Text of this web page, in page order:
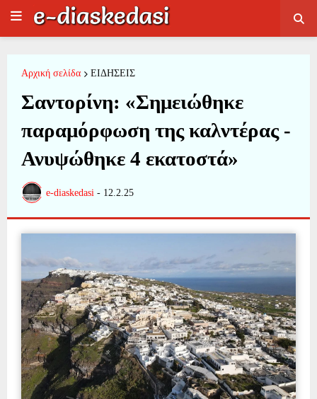
Αρχική σελίδα ΕΙΔΗΣΕΙΣ
Σαντορίνη: «Σημειώθηκε
παραμόρφωση της καλντέρας -
Ανυψώθηκε 4 εκατοστά»
e-diaskedasi - 12.2.25